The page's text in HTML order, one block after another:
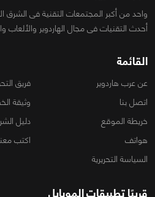
واحد من أكبر المجتمعات التقنية فى
أحدث التقنيات فى مجال الهاردوير والألعاب
القائمة
عن عرب هاردوير
فريق
اتصل بنا
وثيقة
خريطة الموقع
دليل
هواتف
اكتب
السياسة التحريرية
قريبًا تطبيقات الموبايل